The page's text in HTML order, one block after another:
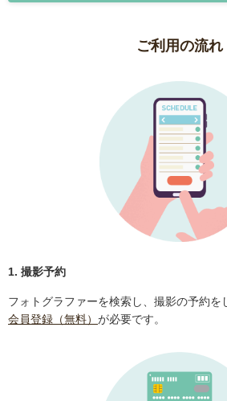
ご利用の流れ
1. 撮影予約
フォトグラファーを検索し、撮影の予約を
会員登録（無料） が必要です。